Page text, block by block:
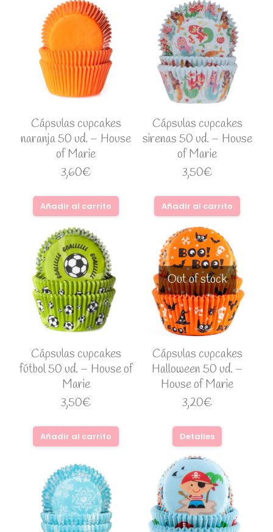
Cápsulas cupcakes
naranja 50 ud. – House
of Marie
3,60€
Añadir al carrito
Cápsulas cupcakes
sirenas 50 ud. – House
of Marie
3,50€
Añadir al carrito
Cápsulas cupcakes
fútbol 50 ud. – House of
Marie
3,50€
Añadir al carrito
Out of stock
Cápsulas cupcakes
Halloween 50 ud. –
House of Marie
3,20€
Detalles